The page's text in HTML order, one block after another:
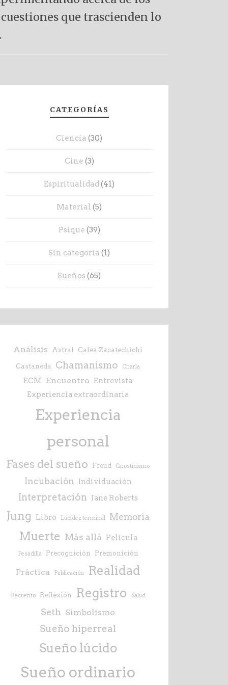
que trascienden lo
CATEGORÍAS
Ciencia (30)
Cine (3)
Espiritualidad(41)
Material (5)
Psique (39)
Sin categoría (1)
Sueños (65)
Análisis Astral
Calea Zacatechichi
Castaneda
Chamanismo Charla
ECM Encuentro Entrevista
Experiencia extraordinaria
Experiencia
personal
Fases del sueño Freud Gnosticismo
Incubación Individuación
Interpretación Jane Roberts
Jung Libro Lucidez terminal Memoria
Muerte Más allá Película
Pesadilla Precognición Premonición
Práctica Publicación Realidad
Recuento Reflexión Registro Salud
Seth Simbolismo
Sueño hiperreal
Sueño lúcido
Sueño ordinario